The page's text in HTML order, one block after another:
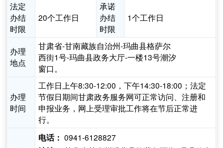
法定
办结
时限
20个工作日
承诺
办结
时限
1个工作日
办理
地点
甘肃省-甘南藏族自治州-玛曲县格萨尔
西街1号-玛曲县政务大厅-一楼13号潮汐
窗口。
办理
时间
工作日上午8:30-12:00，下午14:30-18:00；法定
节假日期间甘肃政务服务网可正常访问、注册和
申报业务，网上受理审批工作将在节后正常进
行。
电话： 0941-6128827